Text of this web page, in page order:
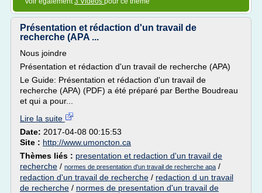
Présentation et rédaction d'un travail de
recherche (APA ...
Nous joindre
Présentation et rédaction d'un travail de recherche (APA)
Le Guide: Présentation et rédaction d'un travail de
recherche (APA) (PDF) a été préparé par Berthe Boudreau
et qui a pour...
Lire la suite
Date: 2017-04-08 00:15:53
Site : http://www.umoncton.ca
Thèmes liés : presentation et redaction d'un travail de
recherche / normes de presentation d'un travail de recherche apa /
redaction d'un travail de recherche / redaction d un travail
de recherche / normes de presentation d'un travail de